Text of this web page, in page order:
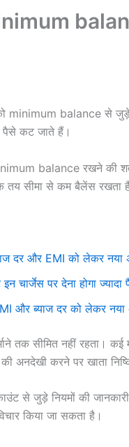
balance से जुड़े
पैसे कट जाते हैं।
balance रखने की
सीमा से कम बैलेंस रखता
दर और EMI को लेकर नया
पर देना होगा ज्यादा
और ब्याज दर को लेकर
तक सीमित नहीं रहता।
की अनदेखी करने पर खाता
से जुड़े नियमों की
किया जा सकता है।